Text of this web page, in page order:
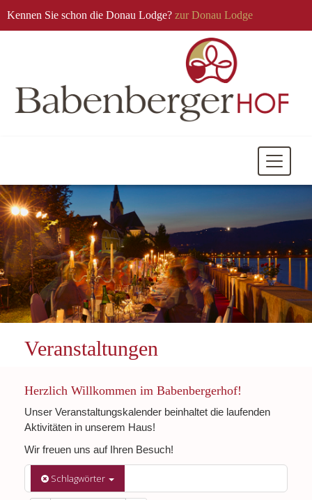
Kennen Sie schon die Donau Lodge? zur Donau Lodge
Mobile
Veranstaltungen
Herzlich Willkommen im Babenbergerhof!
Unser Veranstaltungskalender beinhaltet die laufenden
Aktivitäten in unserem Haus!
Wir freuen uns auf Ihren Besuch!
Schlagwörter